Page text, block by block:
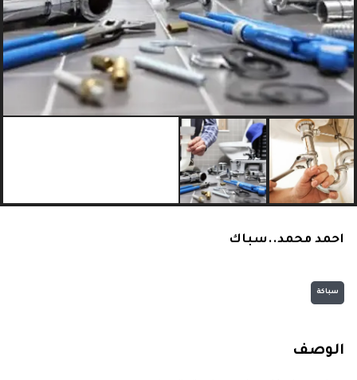
احمد محمد..سباك
سباكة
الوصف